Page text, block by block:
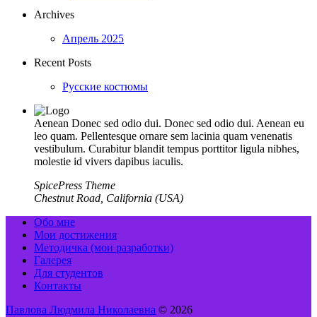
Archives
Апрель 2025
Recent Posts
Русские костюмы
Aenean Donec sed odio dui. Donec sed odio dui. Aenean eu
leo quam. Pellentesque ornare sem lacinia quam venenatis
vestibulum. Curabitur blandit tempus porttitor ligula nibhes,
molestie id vivers dapibus iaculis.
SpicePress Theme
Chestnut Road, California (USA)
Обо мне
Мои достижения
Методичка (мои разработки)
Галерея
Для студентов
Контакты
Павлова Людмила Николаевна © 2026